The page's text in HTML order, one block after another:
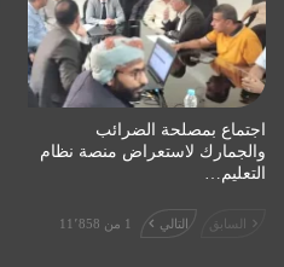
اجتماع بمصلحة الضرائب
والجمارك لاستعراض منصة نظام
التعليم…
السابق التالي 1 من 11٬858